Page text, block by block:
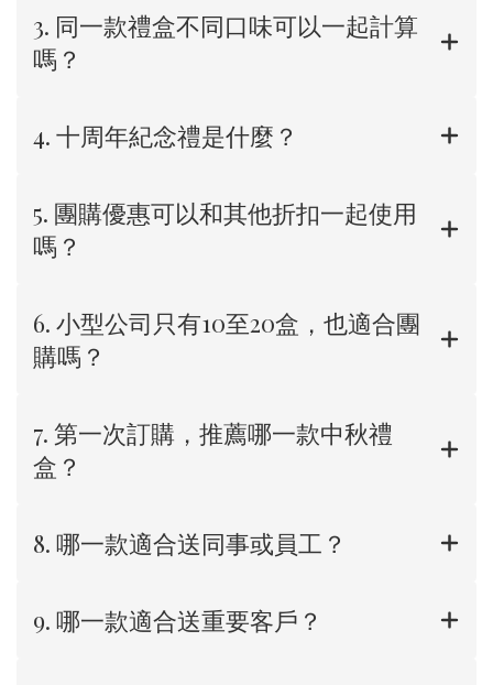
3. 同一款禮盒不同口味可以一起計算
嗎？
4. 十周年紀念禮是什麼？
5. 團購優惠可以和其他折扣一起使用
嗎？
6. 小型公司只有10至20盒，也適合團
購嗎？
7. 第一次訂購，推薦哪一款中秋禮
盒？
8. 哪一款適合送同事或員工？
9. 哪一款適合送重要客戶？